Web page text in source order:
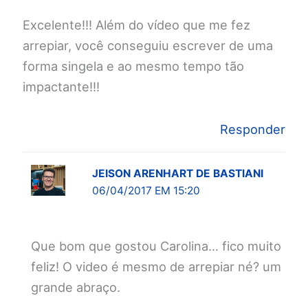
Excelente!!! Além do vídeo que me fez
arrepiar, você conseguiu escrever de uma
forma singela e ao mesmo tempo tão
impactante!!!
Responder
JEISON ARENHART DE BASTIANI
06/04/2017 EM 15:20
Que bom que gostou Carolina… fico muito
feliz! O video é mesmo de arrepiar né? um
grande abraço.